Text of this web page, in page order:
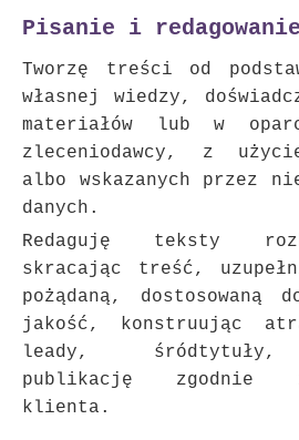
Pisanie i redagowanie
Tworzę treści od
własnej wiedzy,
materiałów lub w
zleceniodawcy, z
albo wskazanych przez
danych.
Redaguję teksty
skracając treść,
pożądaną, dostosowaną
jakość, konstruując
leady, śródtytuły,
publikację zgodnie z
klienta.